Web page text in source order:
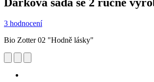
3 hodnocení
Bio Zotter 02 "Hodně lásky"